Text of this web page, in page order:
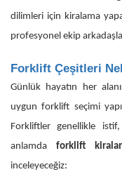
dilimleri için kiralama
profesyonel ekip
Forklift Çeşitleri
Günlük hayatın her
uygun forklift seçimi
Forkliftler genellikle
anlamda forklift
inceleyeceğiz: